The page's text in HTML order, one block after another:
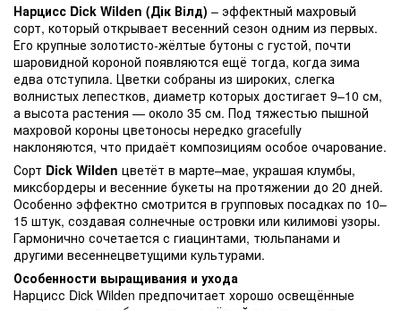
Нарцисс Dick Wilden (Дік Вілд) – эффектный махровый
сорт, который открывает весенний сезон одним из первых.
Его крупные золотисто-жёлтые бутоны с густой, почти
шаровидной короной появляются ещё тогда, когда зима
едва отступила. Цветки собраны из широких, слегка
волнистых лепестков, диаметр которых достигает 9–10 см,
а высота растения — около 35 см. Под тяжестью пышной
махровой короны цветоносы нередко gracefully
наклоняются, что придаёт композициям особое очарование.
Сорт Dick Wilden цветёт в марте–мае, украшая клумбы,
миксбордеры и весенние букеты на протяжении до 20 дней.
Особенно эффектно смотрится в групповых посадках по 10–
15 штук, создавая солнечные островки или килимові узоры.
Гармонично сочетается с гиацинтами, тюльпанами и
другими весеннецветущими культурами.
Особенности выращивания и ухода
Нарцисс Dick Wilden предпочитает хорошо освещённые